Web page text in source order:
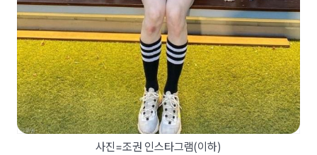
사진=조권 인스타그램(이하)